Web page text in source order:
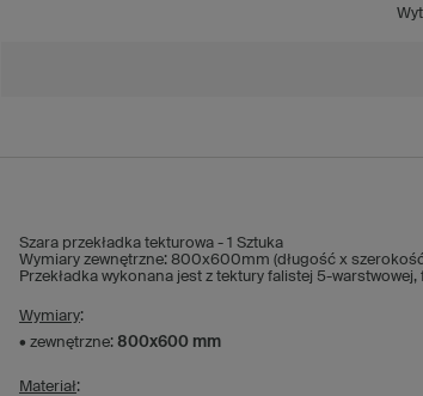
Szara przekładka tekturowa - 1 Sztuka
Wymiary zewnętrzne: 800x600mm (długość x
Przekładka wykonana jest z tektury falistej 5-
Wymiary:
• zewnętrzne: 800x600 mm
Materiał: